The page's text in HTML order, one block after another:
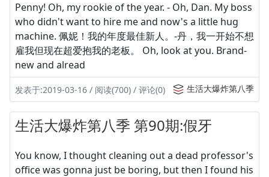
Penny! Oh, my rookie of the year. - Oh, Dan. My boss
who didn't want to hire me and now's a little hug
machine. 佩妮！我的年度最佳新人。-丹，我一开始不想
雇我但现在超爱抱我的老板。 Oh, look at you. Brand-
new and alread
发表于:2019-03-16 / 阅读(700) / 评论(0) 生活大爆炸第八季
生活大爆炸第八季 第90期:假牙
You know, I thought cleaning out a dead professor's
office was gonna just be boring, but then I found his